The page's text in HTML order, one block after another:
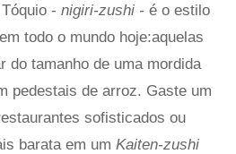
- nigiri-zushi - é o estilo
todo o mundo hoje:aquelas
do tamanho de uma mordida
pedestais de arroz. Gaste um
sofisticados ou
barata em um Kaiten-zushi